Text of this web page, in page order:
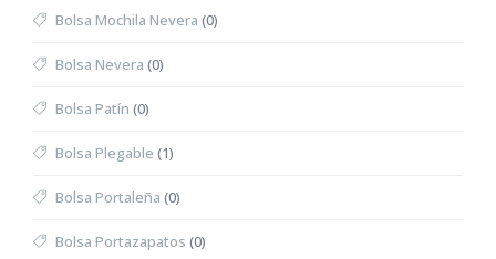
Bolsa Mochila Nevera (0)
Bolsa Nevera (0)
Bolsa Patín (0)
Bolsa Plegable (1)
Bolsa Portaleña (0)
Bolsa Portazapatos (0)